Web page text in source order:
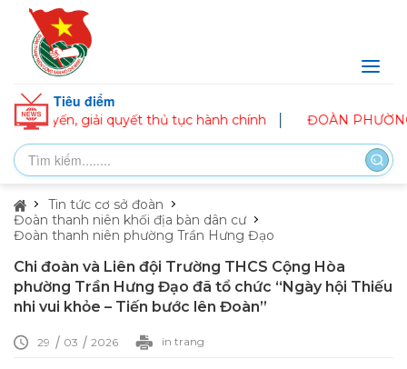
Tiêu điểm
thủ tục hành chính ĐOÀN PHƯỜNG LƯU KIẾM RA
Tin tức cơ sở đoàn
Đoàn thanh niên khối địa bàn dân cư
Đoàn thanh niên phường Trần Hưng Đạo
Chi đoàn và Liên đội Trường THCS Cộng Hòa
phường Trần Hưng Đạo đã tổ chức “Ngày hội Thiếu
nhi vui khỏe – Tiến bước lên Đoàn”
29 03 2026 in trang